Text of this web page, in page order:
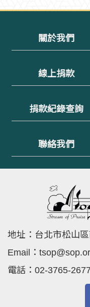
關於我們
線上捐款
捐款紀錄查詢
聯絡我們
地址： 台北市松山
Email：
電話： 02-3765-2677